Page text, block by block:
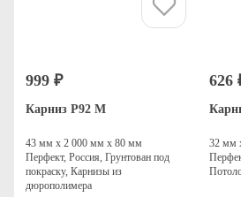
999 ₽
Карниз P92 M
43 мм х 2 000 мм х 80 мм
Перфект, Россия, Грунтован под
покраску, Карнизы из
дюрополимера
626
32 мм